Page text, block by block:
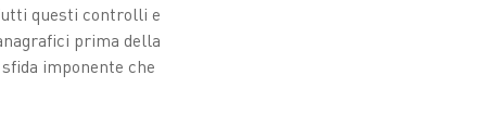
questi controlli e
prima della
imponente che